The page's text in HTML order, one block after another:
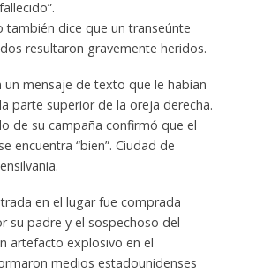
también dice que un transeúnte
resultaron gravemente heridos.
mensaje de texto que le habían
parte superior de la oreja derecha.
de su campaña confirmó que el
encuentra “bien”. Ciudad de
en el lugar fue comprada
su padre y el sospechoso del
artefacto explosivo en el
medios estadounidenses